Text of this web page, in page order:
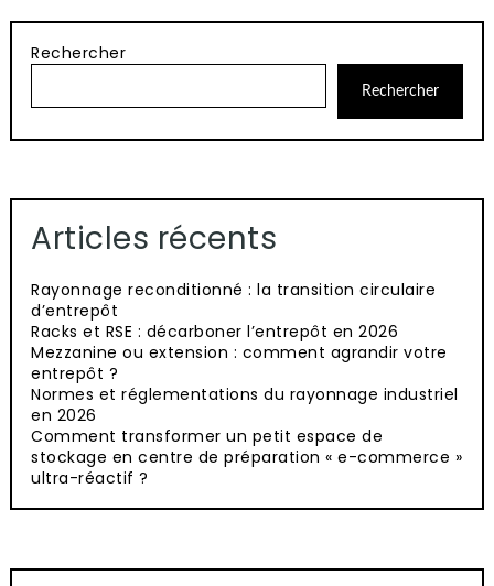
publications
Rechercher
Rechercher
Articles récents
Rayonnage reconditionné : la transition circulaire
d’entrepôt
Racks et RSE : décarboner l’entrepôt en 2026
Mezzanine ou extension : comment agrandir votre
entrepôt ?
Normes et réglementations du rayonnage industriel
en 2026
Comment transformer un petit espace de
stockage en centre de préparation « e-commerce »
ultra-réactif ?